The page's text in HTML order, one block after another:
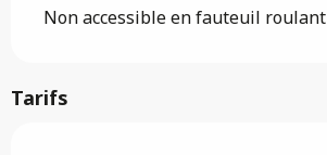
Non accessible en fauteuil roulant
Tarifs